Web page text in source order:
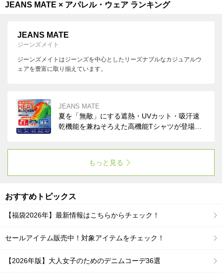
JEANS MATE × アパレル・ウェア ランキング
JEANS MATE
ジーンズメイト
ジーンズメイトはジーンズを中心としたリーズナブルなカジュアルウ
ェアを豊富に取り揃えています。
JEANS MATE
夏を「無敵」にする遮熱・UVカット・吸汗速
乾機能を兼ねそろえた高機能Tシャツが登場。
もっと見る
おすすめトピックス
【福袋2026年】最新情報はこちらからチェック！
セールアイテム販売中！対象アイテムをチェック！
【2026年版】大人女子のためのデニムコーデ36選